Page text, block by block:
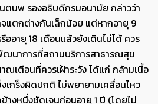
นพ รองอธิบดีกรมอนามัย กล่าวว่า
แตกต่างกันเล็กน้อย แต่หากอายุ 9
ออายุ 18 เดือนแล้วยังเดินไม่ได้ ควร
ฒนาการที่สถานบริการสาธารณสุข
เตือนที่ควรเฝ้าระวัง ได้แก่ กล้ามเนื้อ
เกร็งผิดปกติ ไม่พยายามเคลื่อนไหว
างหนึ่งชัดเจนก่อนอายุ 1 ปี (โดยไม่